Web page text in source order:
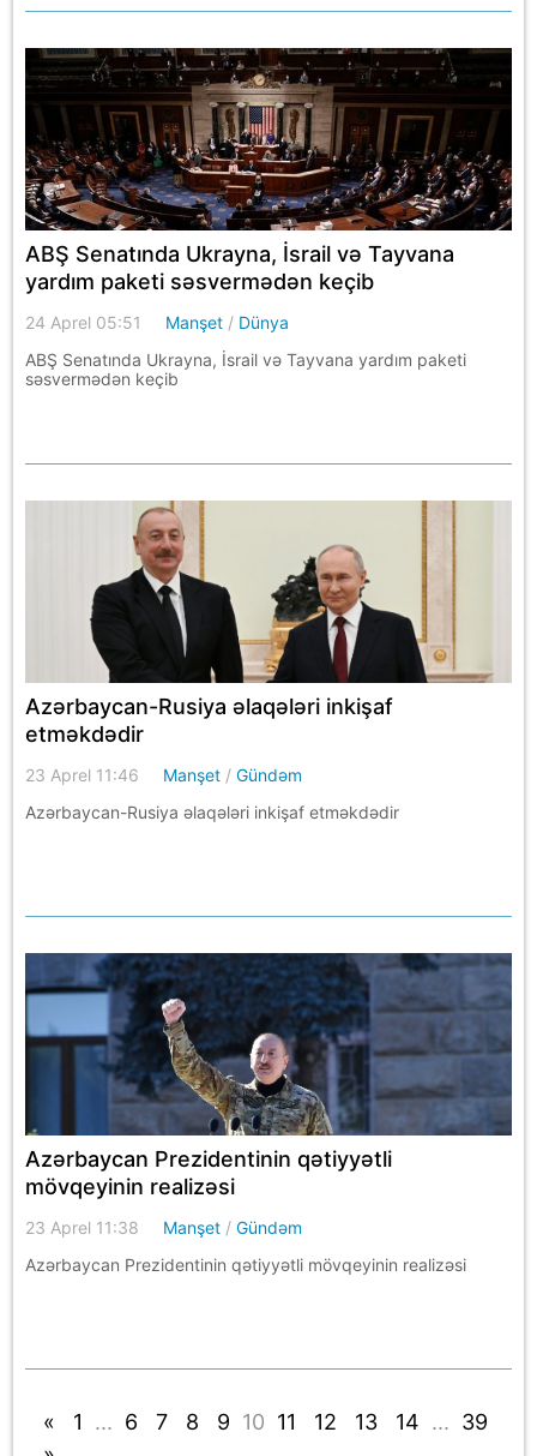
ABŞ Senatında Ukrayna, İsrail və Tayvana
yardım paketi səsvermədən keçib
24 Aprel 05:51 Manşet / Dünya
ABŞ Senatında Ukrayna, İsrail və Tayvana yardım paketi
səsvermədən keçib
Azərbaycan-Rusiya əlaqələri inkişaf
etməkdədir
23 Aprel 11:46 Manşet /Gündəm
Azərbaycan-Rusiya əlaqələri inkişaf etməkdədir
Azərbaycan Prezidentinin qətiyyətli
mövqeyinin realizəsi
23 Aprel 11:38 Manşet /Gündəm
Azərbaycan Prezidentinin qətiyyətli mövqeyinin realizəsi
« 1 ... 6 7 8 9 10 11 12 13 14 ... 39